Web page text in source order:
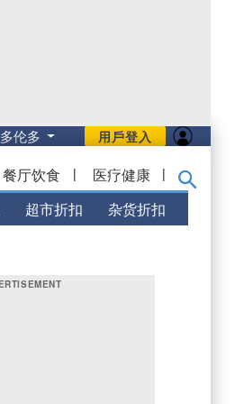
用戶登入
多伦多
餐厅饮食 | 医疗健康 |
超市折扣 杂货折扣